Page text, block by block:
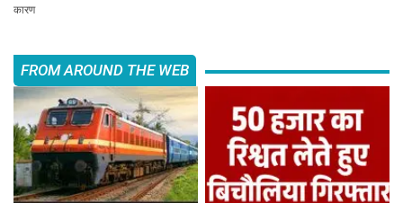
कारण
FROM AROUND THE WEB